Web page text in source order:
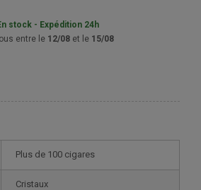
stock - Expédition 24h
entre le 12/08et le 15/08
plus de 100 cigares
cristaux